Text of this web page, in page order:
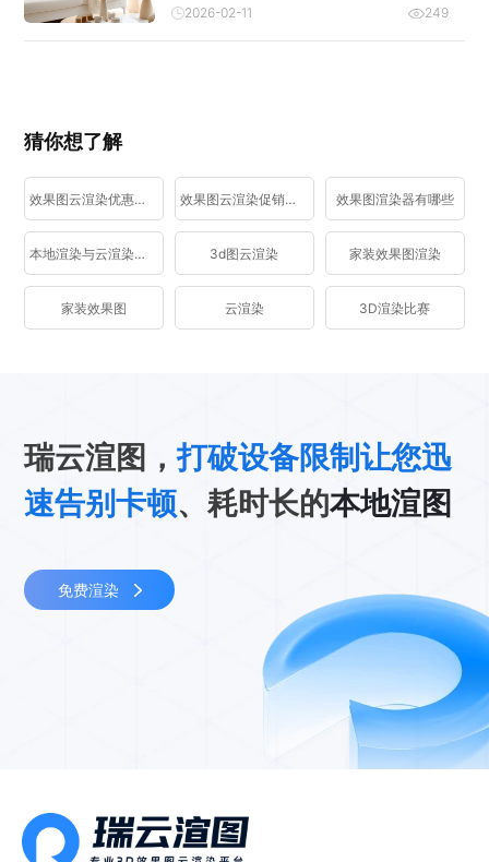
2026-02-11 249
猜你想了解
效果图云渲染优惠活动 效果图云渲染促销活动 效果图渲染器有哪些
本地渲染与云渲染区别 3d图云渲染 家装效果图渲染
家装效果图 云渲染 3D渲染比赛
瑞云渲图，打破设备限制让您迅
速告别卡顿、耗时长的本地渲图
免费渲染